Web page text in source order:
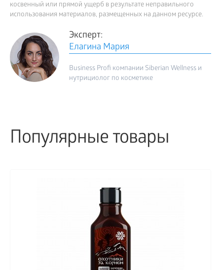
косвенный или прямой ущерб в результате неправильного
использования материалов, размещенных на данном ресурсе.
Эксперт:
Елагина Мария
Business Profi компании Siberian Wellness и
нутрициолог по косметике
Популярные товары